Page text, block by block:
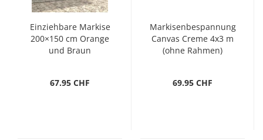
Einziehbare Markise
200×150 cm Orange
und Braun
67.95 CHF
Markisenbespannung
Canvas Creme 4x3 m
(ohne Rahmen)
69.95 CHF